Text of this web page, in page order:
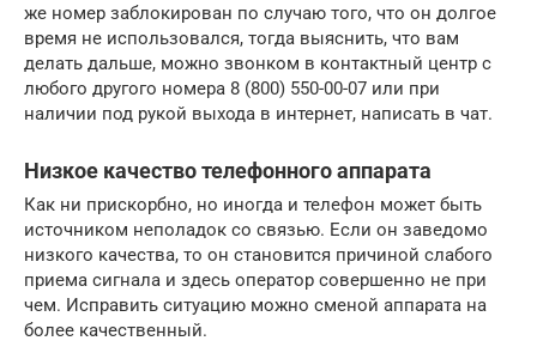
же номер заблокирован по случаю того, что он долгое
время не использовался, тогда выяснить, что вам
делать дальше, можно звонком в контактный центр с
любого другого номера 8 (800) 550-00-07 или при
наличии под рукой выхода в интернет, написать в чат.
Низкое качество телефонного аппарата
Как ни прискорбно, но иногда и телефон может быть
источником неполадок со связью. Если он заведомо
низкого качества, то он становится причиной слабого
приема сигнала и здесь оператор совершенно не при
чем. Исправить ситуацию можно сменой аппарата на
более качественный.